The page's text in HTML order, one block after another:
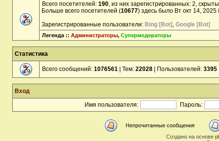
Всего посетителей: 190, из них зарегистрированных: 2,
Больше всего посетителей (10677) здесь было Вт окт 14, 2025
Зарегистрированные пользователи: Bing [Bot] , Google [Bot]
Легенда :: Администраторы, Супермодераторы
Статистика
Всего сообщений: 1076561 | Тем: 22028 | Пользователей: 3395
Вход
Имя пользователя:
Пароль:
Непрочитанные сообщения
Создано на основе